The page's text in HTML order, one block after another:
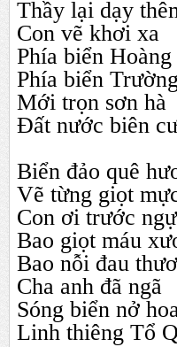
Thầy lại dạy
Con vẽ khơi xa
Phía biển Hoàng
Phía biển
Mới trọn sơn hà
Đất nước biên
Biển đảo quê
Vẽ từng giọt
Con ơi trước
Bao giọt máu
Bao nỗi đau
Cha anh đã ngã
Sóng biển nở
Linh thiêng Tổ